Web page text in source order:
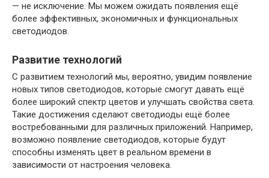
— не исключение. Мы можем ожидать появления ещё
более эффективных, экономичных и функциональных
светодиодов.
Развитие технологий
С развитием технологий мы, вероятно, увидим появление
новых типов светодиодов, которые смогут давать ещё
более широкий спектр цветов и улучшать свойства света.
Такие достижения сделают светодиоды ещё более
востребованными для различных приложений. Например,
возможно появление светодиодов, которые будут
способны изменять цвет в реальном времени в
зависимости от настроения человека.